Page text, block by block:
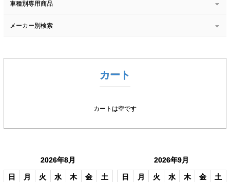
車種別専用商品
メーカー別検索
カート
カートは空です
2026年8月
日 月 火 水 木 金
土
2026年9月
日 月 火 水 木 金
土